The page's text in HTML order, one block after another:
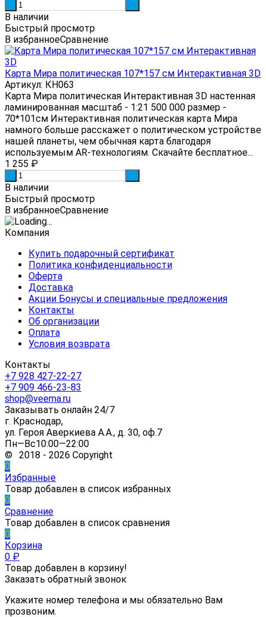
В наличии
Быстрый просмотр
В избранноеСравнение
Карта Мира политическая 107*157 см Интерактивная 3D
Артикул: КН063
Карта Мира политическая Интерактивная 3D настенная
ламинированная масштаб - 1:21 500 000 размер -
70*101см Интерактивная политическая карта Мира
намного больше расскажет о политическом устройстве
нашей планеты, чем обычная карта благодаря
используемым AR-технологиям. Скачайте бесплатное...
1 255 ₽
В наличии
Быстрый просмотр
В избранноеСравнение
Компания
Купить подарочный сертификат
Политика конфиденциальности
Оферта
Доставка
Акции Бонусы и специальные предложения
Контакты
Об организации
Оплата
Условия возврата
Контакты
+7 928 427-22-27
+7 909 466-23-83
shop@veema.ru
Заказывать онлайн 24/7
г. Краснодар,
ул. Героя Аверкиева А.А., д. 30, оф.7
Пн—Вс10:00—22:00
© 2018 - 2026 Copyright
0
Избранные
Товар добавлен в список избранных
0
Сравнение
Товар добавлен в список сравнения
0
Корзина
0 ₽
Товар добавлен в корзину!
Заказать обратный звонок
Укажите номер телефона и мы обязательно Вам
прозвоним.